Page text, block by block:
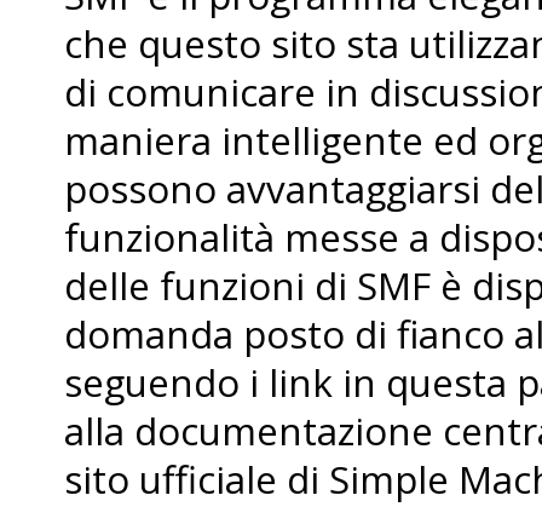
che questo sito sta
di comunicare in
maniera intelligente ed
possono avvantaggiarsi
funzionalità messe a
delle funzioni di SMF è
domanda posto di fianco
seguendo i link in questa
alla documentazione
sito ufficiale di Simple